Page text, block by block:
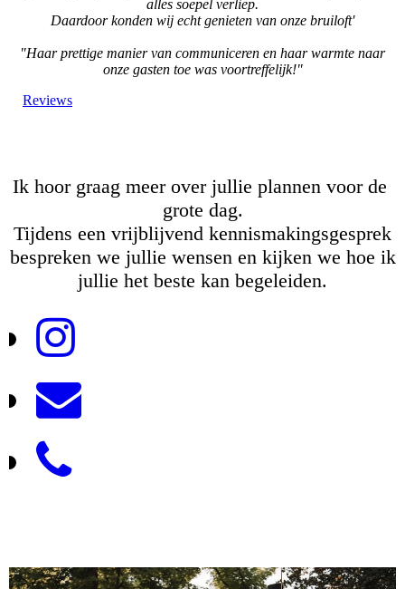
alles soepel verliep.
Daardoor konden wij echt genieten van onze bruiloft'
"Haar prettige manier van communiceren en haar warmte naar
onze gasten toe was voortreffelijk!"
Reviews
Ik hoor graag meer over jullie plannen voor de
grote dag.
Tijdens een vrijblijvend kennismakingsgesprek
bespreken we jullie wensen en kijken we hoe ik
jullie het beste kan begeleiden.